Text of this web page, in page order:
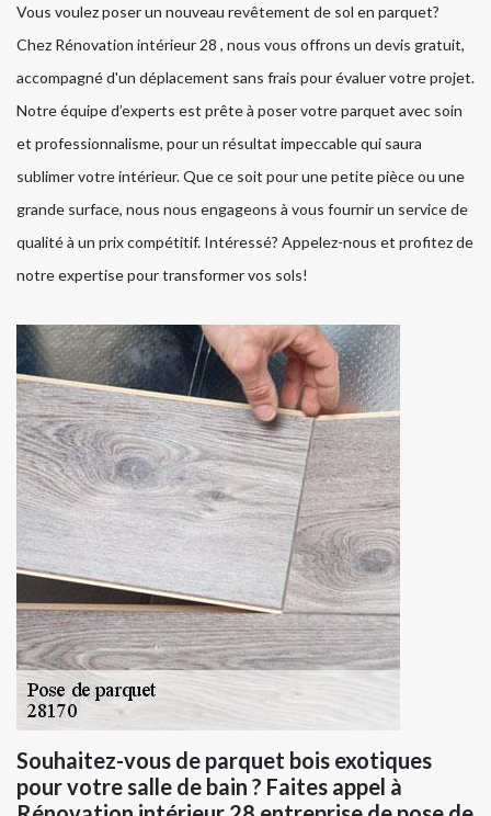
Vous voulez poser un nouveau revêtement de sol en parquet?
Chez Rénovation intérieur 28 , nous vous offrons un devis gratuit,
accompagné d'un déplacement sans frais pour évaluer votre projet.
Notre équipe d’experts est prête à poser votre parquet avec soin
et professionnalisme, pour un résultat impeccable qui saura
sublimer votre intérieur. Que ce soit pour une petite pièce ou une
grande surface, nous nous engageons à vous fournir un service de
qualité à un prix compétitif. Intéressé? Appelez-nous et profitez de
notre expertise pour transformer vos sols!
Souhaitez-vous de parquet bois exotiques
pour votre salle de bain ? Faites appel à